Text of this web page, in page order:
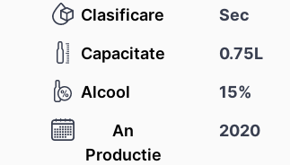
Clasificare Sec
Capacitate 0.75L
Alcool 15%
An
Productie
2020